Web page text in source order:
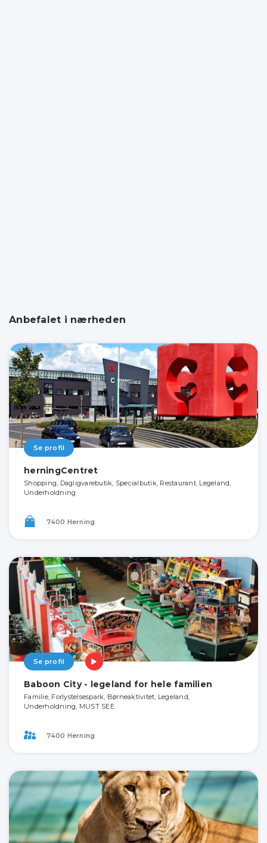
Anbefalet i nærheden
Se profil
herningCentret
Shopping, Dagligvarebutik, Specialbutik, Restaurant, Legeland,
Underholdning
7400 Herning
Se profil
Baboon City - legeland for hele familien
Familie, Forlystelsespark, Børneaktivitet, Legeland,
Underholdning, MUST SEE
7400 Herning